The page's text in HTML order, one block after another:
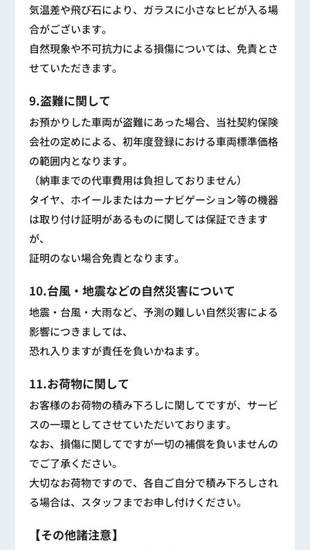
気温差や飛び石により、ガラスに小さなヒビが入る場
合がございます。
自然現象や不可抗力による損傷については、免責とさ
せていただきます。
9.盗難に関して
お預かりした車両が盗難にあった場合、当社契約保険
会社の定めによる、初年度登録における車両標準価格
の範囲内となります。
（納車までの代車費用は負担しておりません）
タイヤ、ホイールまたはカーナビゲーション等の機器
は取り付け証明があるものに関しては保証できます
が、
証明のない場合免責となります。
10.台風・地震などの自然災害について
地震・台風・大雨など、予測の難しい自然災害による
影響につきましては、
恐れ入りますが責任を負いかねます。
11.お荷物に関して
お客様のお荷物の積み下ろしに関してですが、サービ
スの一環としてさせていただいております。
なお、損傷に関してですが一切の補償を負いませんの
でご了承ください。
大切なお荷物ですので、各自ご自分で積み下ろしされ
る場合は、スタッフまでお申し付けください。
【その他諸注意】